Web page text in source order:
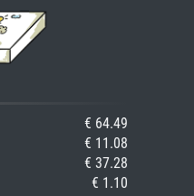
€ 64.49
€ 11.08
€ 37.28
€ 1.10